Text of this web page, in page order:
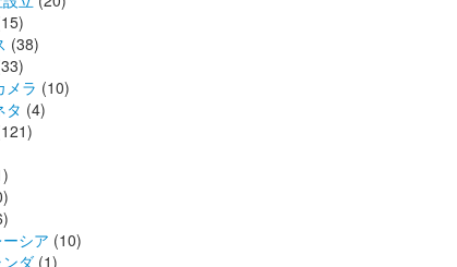
(38)
メラ (10)
タ (4)
シア (10)
ダ (1)